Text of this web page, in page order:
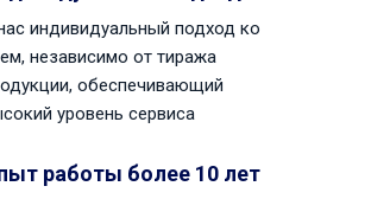
индивидуальный подход ко
независимо от тиража
обеспечивающий
уровень сервиса
работы более 10 лет